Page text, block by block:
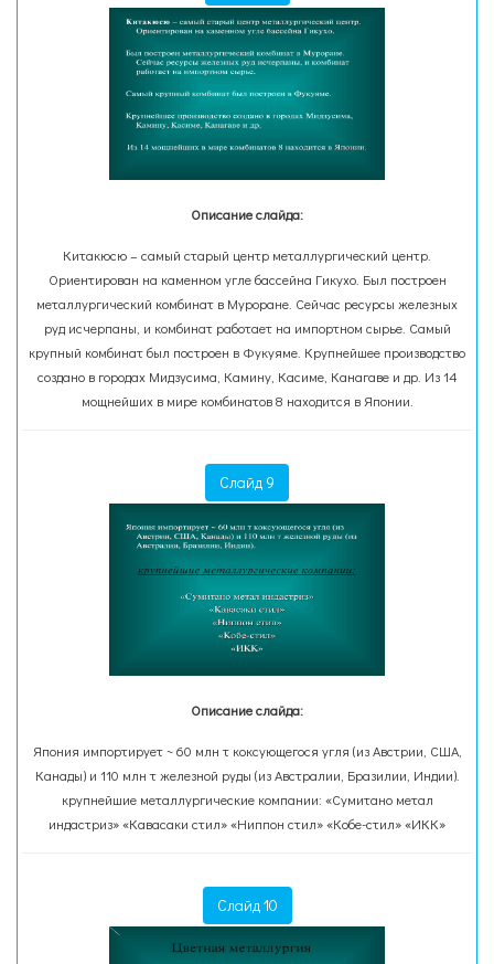
Описание слайда:
Китакюсю – самый старый центр металлургический центр.
Ориентирован на каменном угле бассейна Гикухо. Был построен
металлургический комбинат в Муроране. Сейчас ресурсы железных
руд исчерпаны, и комбинат работает на импортном сырье. Самый
крупный комбинат был построен в Фукуяме. Крупнейшее производство
создано в городах Мидзусима, Камину, Касиме, Канагаве и др. Из 14
мощнейших в мире комбинатов 8 находится в Японии.
Слайд 9
Описание слайда:
Япония импортирует ~ 60 млн т коксующегося угля (из Австрии, США,
Канады) и 110 млн т железной руды (из Австралии, Бразилии, Индии).
крупнейшие металлургические компании: «Сумитано метал
индастриз» «Кавасаки стил» «Ниппон стил» «Кобе-стил» «ИКК»
Слайд 10